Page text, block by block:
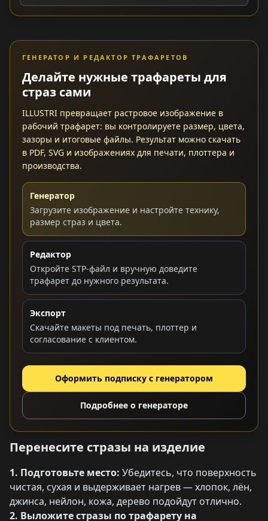
ГЕНЕРАТОР И РЕДАКТОР ТРАФАРЕТОВ
Делайте нужные трафареты для
страз сами
ILLUSTRI превращает растровое изображение в
рабочий трафарет: вы контролируете размер, цвета,
зазоры и итоговые файлы. Результат можно скачать
в PDF, SVG и изображениях для печати, плоттера и
производства.
Генератор
Загрузите изображение и настройте технику,
размер страз и цвета.
Редактор
Откройте STP-файл и вручную доведите
трафарет до нужного результата.
Экспорт
Скачайте макеты под печать, плоттер и
согласование с клиентом.
Оформить подписку с генератором
Подробнее о генераторе
Перенесите стразы на изделие
1. Подготовьте место: Убедитесь, что поверхность
чистая, сухая и выдерживает нагрев — хлопок, лён,
джинса, нейлон, кожа, дерево подойдут отлично.
2. Выложите стразы по трафарету на